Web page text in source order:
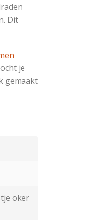
Dit
je
gemaakt
oker